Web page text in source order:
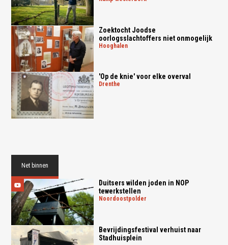
Zoektocht Joodse
oorlogsslachtoffers niet onmogelijk
hooghalen
'Op de knie' voor elke overval
drenthe
Net binnen
Duitsers wilden joden in NOP
tewerkstellen
noordoostpolder
Bevrijdingsfestival verhuist naar
Stadhuisplein